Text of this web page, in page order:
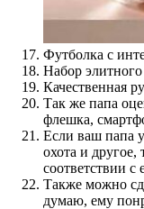
Футболка с
Набор
Качественная
Так же папа
флешка,
Если ваш папа
охота и
соответствии с
Также можно
думаю, ему